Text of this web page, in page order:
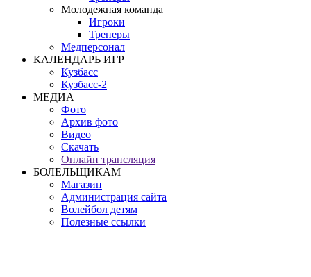
Молодежная команда
Игроки
Тренеры
Медперсонал
КАЛЕНДАРЬ ИГР
Кузбасс
Кузбасс-2
МЕДИА
Фото
Архив фото
Видео
Скачать
Онлайн трансляция
БОЛЕЛЬЩИКАМ
Магазин
Администрация сайта
Волейбол детям
Полезные ссылки